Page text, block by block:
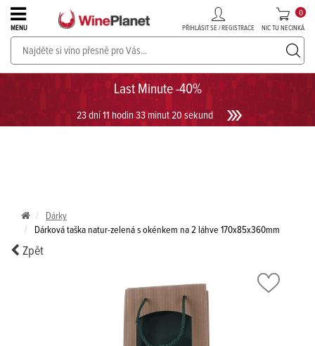
Last Minute -40%
23 dní 11 hodin 33 minut 20 sekund
MENU PŘIHLÁSIT SE / REGISTRACE NIC TU NECINKÁ
0
PROSECCO v akci až do -30%!UKÁZAT PROSECCO
Dárky
Dárková taška natur-zelená s okénkem na 2 láhve 170x85x360mm
Zpět